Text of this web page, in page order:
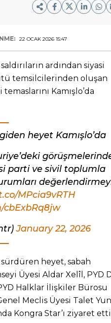
22 OCAK 2026 15:47
ardından siyasi
temsilcilerinden oluşan
Kamışlo’da
heyet Kamışlo’da
parti ve sivil toplumla
MPcia9vRTH
January 22, 2026
heyet, sabah
Üyesi Aldar Xelîl, PYD
Halklar İlişkiler Bürosu
Meclis Üyesi Talet
Kongra Star’ı ziyaret